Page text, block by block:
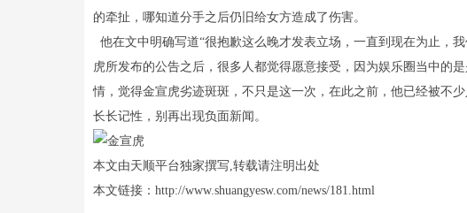
的牵扯，哪知道分手之后仍旧给女方造成了伤害。
他在文中明确写道“很抱歉这么晚才发表立场，一直到现在为止，
虎所发布的公告之后，很多人都觉得愿意接受，因为娱乐圈当中的
情，觉得金宣虎劣迹斑斑，不只是这一次，在此之前，他已经被不
长长记性，别再出现负面新闻。
本文由天顺平台独家撰写,转载请注明出处
本文链接：http://www.shuangyesw.com/news/181.html